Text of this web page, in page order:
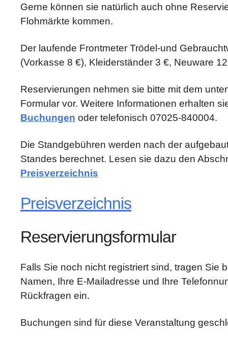
Gerne können sie natürlich auch ohne
Flohmärkte kommen.
Der laufende Frontmeter Trödel-und
(Vorkasse 8 €), Kleiderständer 3 €, Neuware
Reservierungen nehmen sie bitte mit dem
Formular vor. Weitere Informationen erhalten
Buchungen oder telefonisch 07025-840004.
Die Standgebühren werden nach der
Standes berechnet. Lesen sie dazu den
Preisverzeichnis
Preisverzeichnis
Reservierungsformular
Falls Sie noch nicht registriert sind, tragen Sie
Namen, Ihre E-Mailadresse und Ihre
Rückfragen ein.
Buchungen sind für diese Veranstaltung